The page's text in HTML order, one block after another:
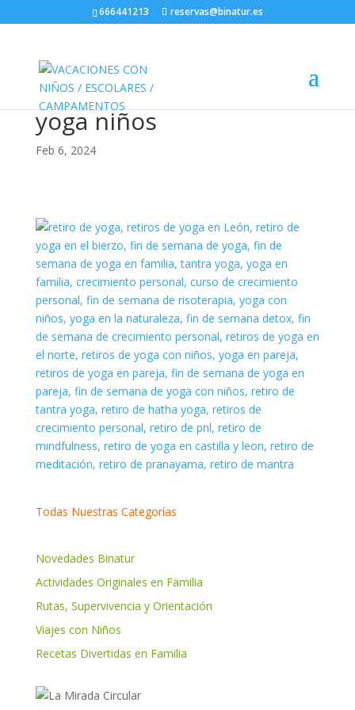
666441213 reservas@binatur.es
yoga niños
Feb 6, 2024
Todas Nuestras Categorías
Novedades Binatur
Actividades Originales en Familia
Rutas, Supervivencia y Orientación
Viajes con Niños
Recetas Divertidas en Familia